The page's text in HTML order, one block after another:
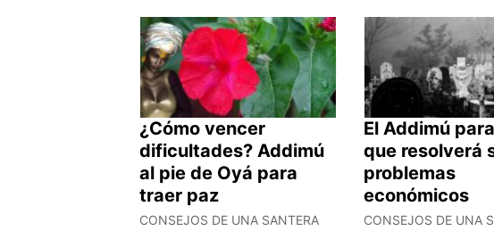
¿Cómo vencer
dificultades? Addimú
al pie de Oyá para
traer paz
CONSEJOS DE UNA SANTERA
El Addimú
que resolverá
problemas
económicos
CONSEJOS DE UNA